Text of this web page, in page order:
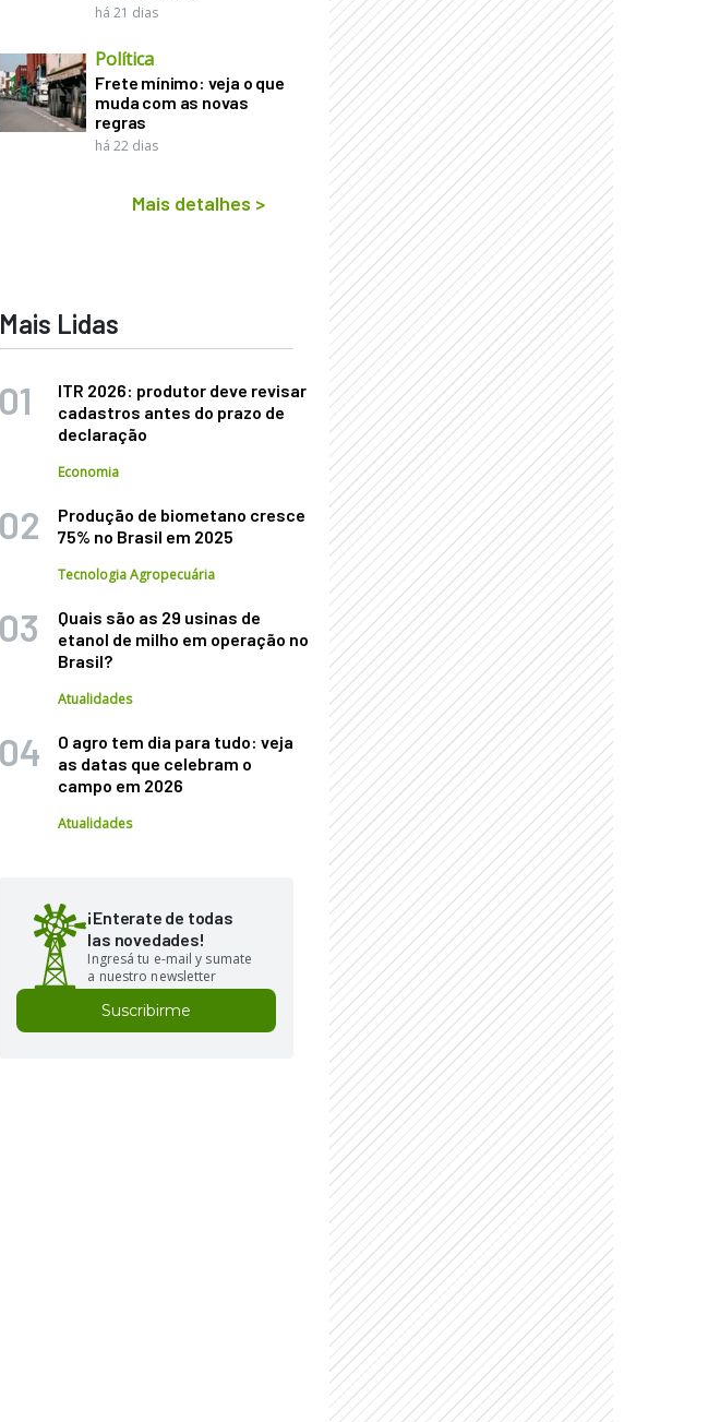
há 21 dias
Política
Frete mínimo: veja o que
muda com as novas
regras
há 22 dias
Mais detalhes >
Mais Lidas
ITR 2026: produtor deve revisar
cadastros antes do prazo de
declaração
Economia
Produção de biometano cresce
75% no Brasil em 2025
Tecnologia Agropecuária
Quais são as 29 usinas de
etanol de milho em operação no
Brasil?
Atualidades
O agro tem dia para tudo: veja
as datas que celebram o
campo em 2026
Atualidades
¡Enterate de todas
las novedades!
Ingresá tu e-mail y sumate
a nuestro newsletter
Suscribirme